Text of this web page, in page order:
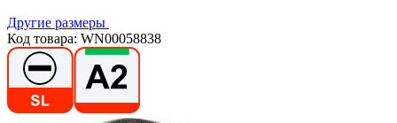
Другие размеры
Код товара: WN00058838